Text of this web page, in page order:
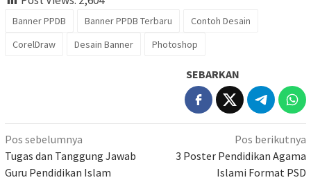
Banner PPDB Banner PPDB Terbaru
Contoh Desain
CorelDraw
Desain Banner Photoshop
SEBARKAN
Navigasi
pos
Pos sebelumnya
Tugas dan Tanggung Jawab
Guru Pendidikan Islam
Pos berikutnya
3 Poster Pendidikan Agama
Islami Format PSD